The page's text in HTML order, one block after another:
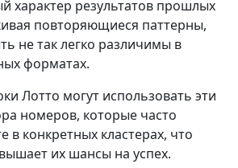
характер результатов прошлых
повторяющиеся паттерны,
не так легко различимы в
форматах.
Лотто могут использовать эти
номеров, которые часто
в конкретных кластерах, что
их шансы на успех.